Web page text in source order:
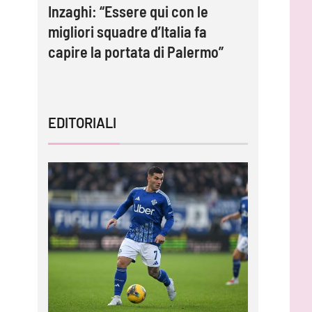
Inzaghi: “Essere qui con le
migliori squadre d’Italia fa
capire la portata di Palermo”
EDITORIALI